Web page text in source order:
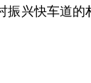
兴快车道的